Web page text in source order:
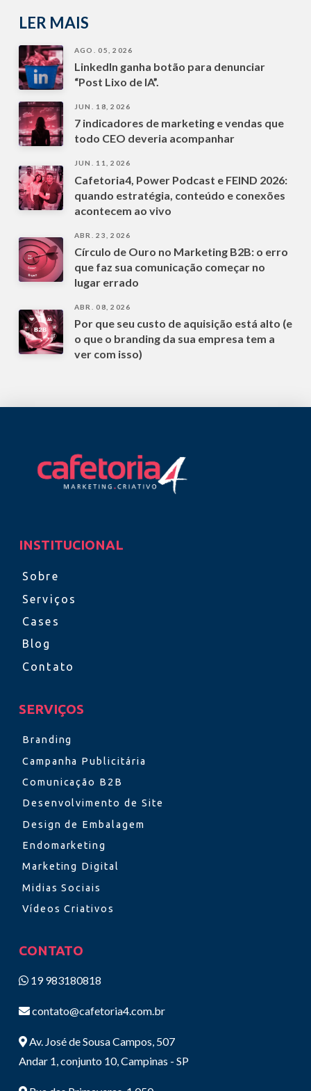
LER MAIS
AGO. 05, 2026
LinkedIn ganha botão para denunciar
“Post Lixo de IA”.
JUN. 18, 2026
7 indicadores de marketing e vendas que
todo CEO deveria acompanhar
JUN. 11, 2026
Cafetoria4, Power Podcast e FEIND 2026:
quando estratégia, conteúdo e conexões
acontecem ao vivo
ABR. 23, 2026
Círculo de Ouro no Marketing B2B: o erro
que faz sua comunicação começar no
lugar errado
ABR. 08, 2026
Por que seu custo de aquisição está alto (e
o que o branding da sua empresa tem a
ver com isso)
INSTITUCIONAL
Sobre
Serviços
Cases
Blog
Contato
SERVIÇOS
Branding
Campanha Publicitária
Comunicação B2B
Desenvolvimento de Site
Design de Embalagem
Endomarketing
Marketing Digital
Midias Sociais
Vídeos Criativos
CONTATO
19 983180818
contato@cafetoria4.com.br
Av. José de Sousa Campos, 507
Andar 1, conjunto 10, Campinas - SP